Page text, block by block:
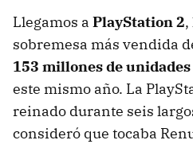
Llegamos a PlayStation 2,
sobremesa más vendida
153 millones de unidades
este mismo año. La
reinado durante seis
consideró que tocaba